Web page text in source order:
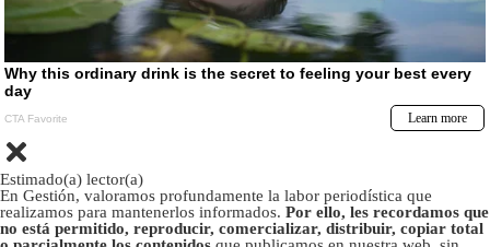
Estimado(a) lector(a)
En Gestión, valoramos profundamente la labor periodística que
realizamos para mantenerlos informados. Por ello, les recordamos que
no está permitido, reproducir, comercializar, distribuir, copiar total